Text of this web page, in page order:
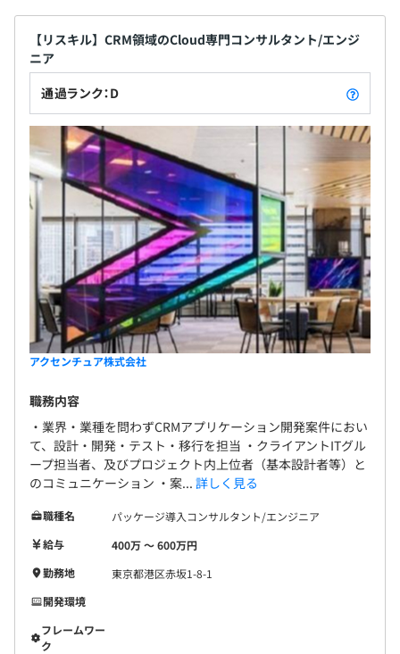
【リスキル】CRM領域のCloud専門コンサルタント/エンジ
ニア
通過ランク：D
アクセンチュア株式会社
職務内容
・業界・業種を問わずCRMアプリケーション開発案件におい
て、設計・開発・テスト・移行を担当 ・クライアントITグル
ープ担当者、及びプロジェクト内上位者（基本設計者等）と
のコミュニケーション ・案... 詳しく見る
職種名
パッケージ導入コンサルタント/エンジニア
給与
400万 〜 600万円
勤務地
東京都港区赤坂1-8-1
開発環境
フレームワー
ク